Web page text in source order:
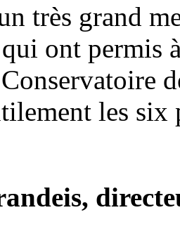
très grand
ont permis
les six